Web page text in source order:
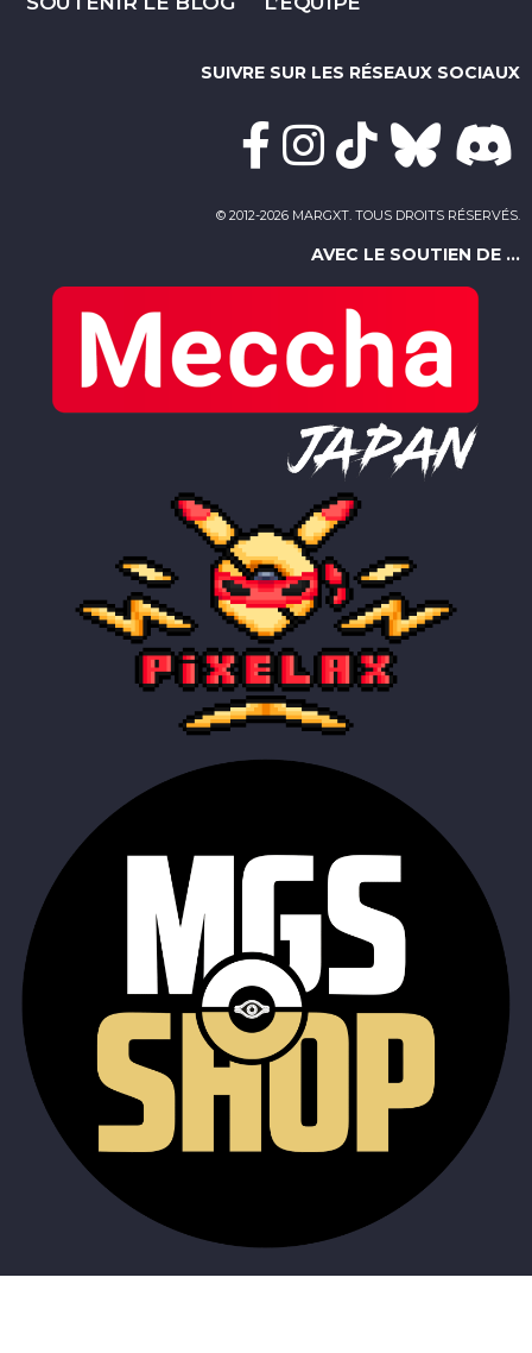
SUIVRE SUR LES RÉSEAUX SOCIAUX
© 2012-2026 MARGXT. TOUS DROITS RÉSERVÉS.
AVEC LE SOUTIEN DE ...